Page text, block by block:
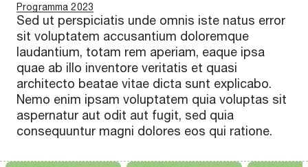
Programma 2023
Sed ut perspiciatis unde omnis iste natus error
sit voluptatem accusantium doloremque
laudantium, totam rem aperiam, eaque ipsa
quae ab illo inventore veritatis et quasi
architecto beatae vitae dicta sunt explicabo.
Nemo enim ipsam voluptatem quia voluptas sit
aspernatur aut odit aut fugit, sed quia
consequuntur magni dolores eos qui ratione.